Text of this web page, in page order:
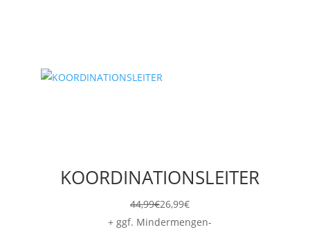
KOORDINATIONSLEITER
44,99€26,99€
+ ggf. Mindermengen-